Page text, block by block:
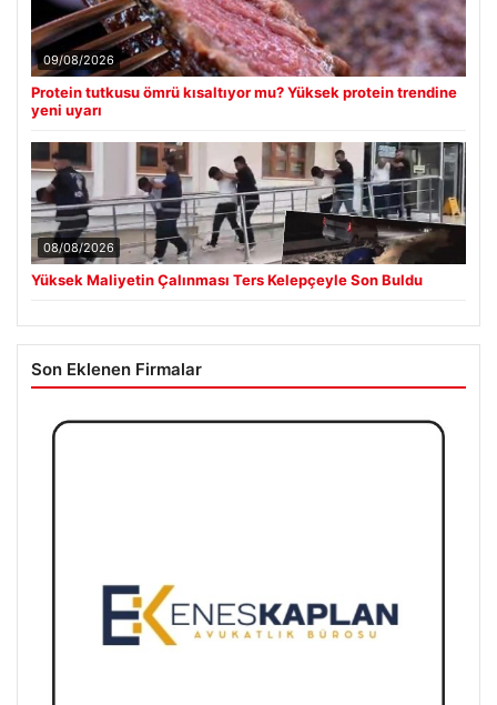
09/08/2026
Protein tutkusu ömrü kısaltıyor mu? Yüksek protein trendine
yeni uyarı
08/08/2026
Yüksek Maliyetin Çalınması Ters Kelepçeyle Son Buldu
Son Eklenen Firmalar